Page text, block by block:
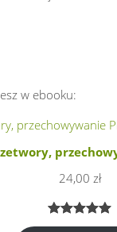
w ebooku:
24,00 zł
Oceniony
1